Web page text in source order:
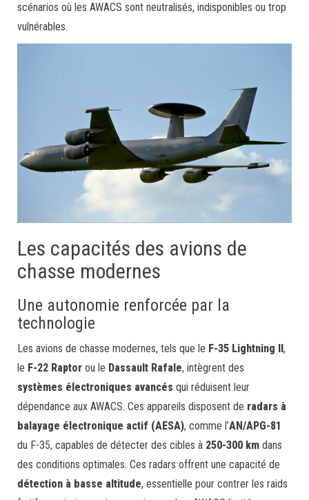
scénarios où les AWACS sont neutralisés, indisponibles ou trop
vulnérables.
Les capacités des avions de
chasse modernes
Une autonomie renforcée par la
technologie
Les avions de chasse modernes, tels que le F-35 Lightning II,
le F-22 Raptor ou le Dassault Rafale, intègrent des
systèmes électroniques avancés qui réduisent leur
dépendance aux AWACS. Ces appareils disposent de radars à
balayage électronique actif (AESA), comme l’AN/APG-81
du F-35, capables de détecter des cibles à 250-300 km dans
des conditions optimales. Ces radars offrent une capacité de
détection à basse altitude, essentielle pour contrer les raids